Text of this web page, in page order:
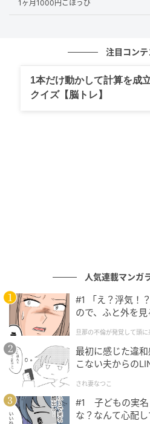
1ヶ月1000円ごほうび
注目コンテ
1本だけ動かして計算を成
クイズ【脳トレ】
人気連載マンガ
#1 「え？浮気！
ので、ふと外を
クチャにしてや
旦那の不倫が発覚して頭
最初に感じた違
こない夫からの
され妻なつこ
#1 子どもの実名
な？なんて心配し